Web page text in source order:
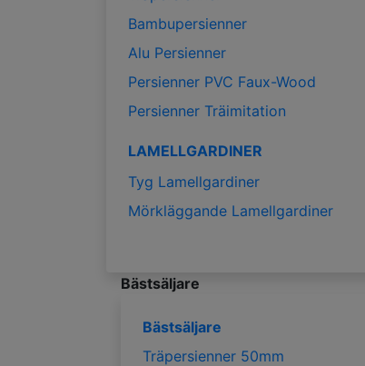
Bambupersienner
Alu Persienner
Persienner PVC Faux-Wood
Persienner Träimitation
LAMELLGARDINER
Tyg Lamellgardiner
Mörkläggande Lamellgardiner
Bästsäljare
Bästsäljare
Träpersienner 50mm